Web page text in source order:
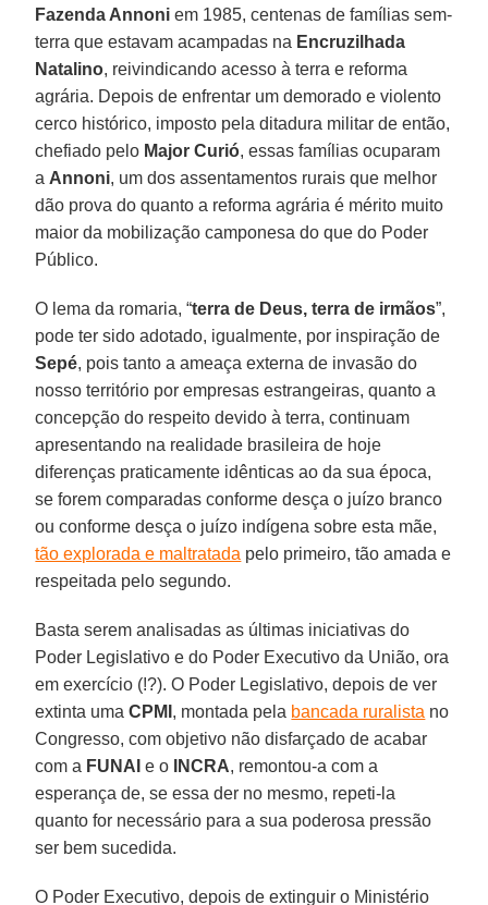
Fazenda Annoni em 1985, centenas de famílias sem-
terra que estavam acampadas na Encruzilhada
Natalino, reivindicando acesso à terra e reforma
agrária. Depois de enfrentar um demorado e violento
cerco histórico, imposto pela ditadura militar de então,
chefiado pelo Major Curió, essas famílias ocuparam
a Annoni, um dos assentamentos rurais que melhor
dão prova do quanto a reforma agrária é mérito muito
maior da mobilização camponesa do que do Poder
Público.
O lema da romaria, “terra de Deus, terra de irmãos”,
pode ter sido adotado, igualmente, por inspiração de
Sepé, pois tanto a ameaça externa de invasão do
nosso território por empresas estrangeiras, quanto a
concepção do respeito devido à terra, continuam
apresentando na realidade brasileira de hoje
diferenças praticamente idênticas ao da sua época,
se forem comparadas conforme desça o juízo branco
ou conforme desça o juízo indígena sobre esta mãe,
tão explorada e maltratada pelo primeiro, tão amada e
respeitada pelo segundo.
Basta serem analisadas as últimas iniciativas do
Poder Legislativo e do Poder Executivo da União, ora
em exercício (!?). O Poder Legislativo, depois de ver
extinta umaCPMI , montada pela bancada ruralista no
Congresso, com objetivo não disfarçado de acabar
com a FUNAI e o INCRA, remontou-a com a
esperança de, se essa der no mesmo, repeti-la
quanto for necessário para a sua poderosa pressão
ser bem sucedida.
O Poder Executivo, depois de extinguir o Ministério